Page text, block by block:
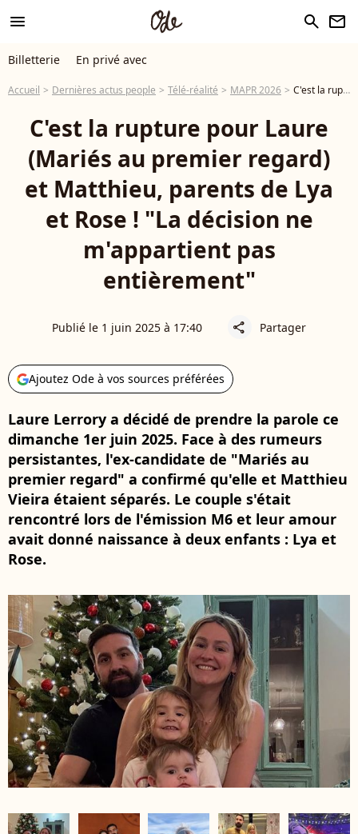
menu search newsletter
Billetterie En privé avec
Accueil Dernières actus people Télé-réalité MAPR 2026 C'est la rupture pour Laure (Mariés au premier regard) et Matthieu, parents de Lya et Rose ! "La décision ne m'appartient pas entièrement"
C'est la rupture pour Laure
(Mariés au premier regard)
et Matthieu, parents de Lya
et Rose ! "La décision ne
m'appartient pas
entièrement"
Publié le 1 juin 2025 à 17:40 share Partager
Ajoutez Ode à vos sources préférées
Laure Lerrory a décidé de prendre la parole ce
dimanche 1er juin 2025. Face à des rumeurs
persistantes, l'ex-candidate de "Mariés au
premier regard" a confirmé qu'elle et Matthieu
Vieira étaient séparés. Le couple s'était
rencontré lors de l'émission M6 et leur amour
avait donné naissance à deux enfants : Lya et
Rose.